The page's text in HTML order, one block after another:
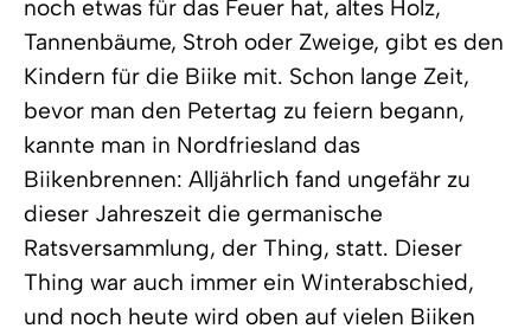
noch etwas für das Feuer hat, altes Holz,
Tannenbäume, Stroh oder Zweige, gibt es den
Kindern für die Biike mit. Schon lange Zeit,
bevor man den Petertag zu feiern begann,
kannte man in Nordfriesland das
Biikenbrennen: Alljährlich fand ungefähr zu
dieser Jahreszeit die germanische
Ratsversammlung, der Thing, statt. Dieser
Thing war auch immer ein Winterabschied,
und noch heute wird oben auf vielen Biiken